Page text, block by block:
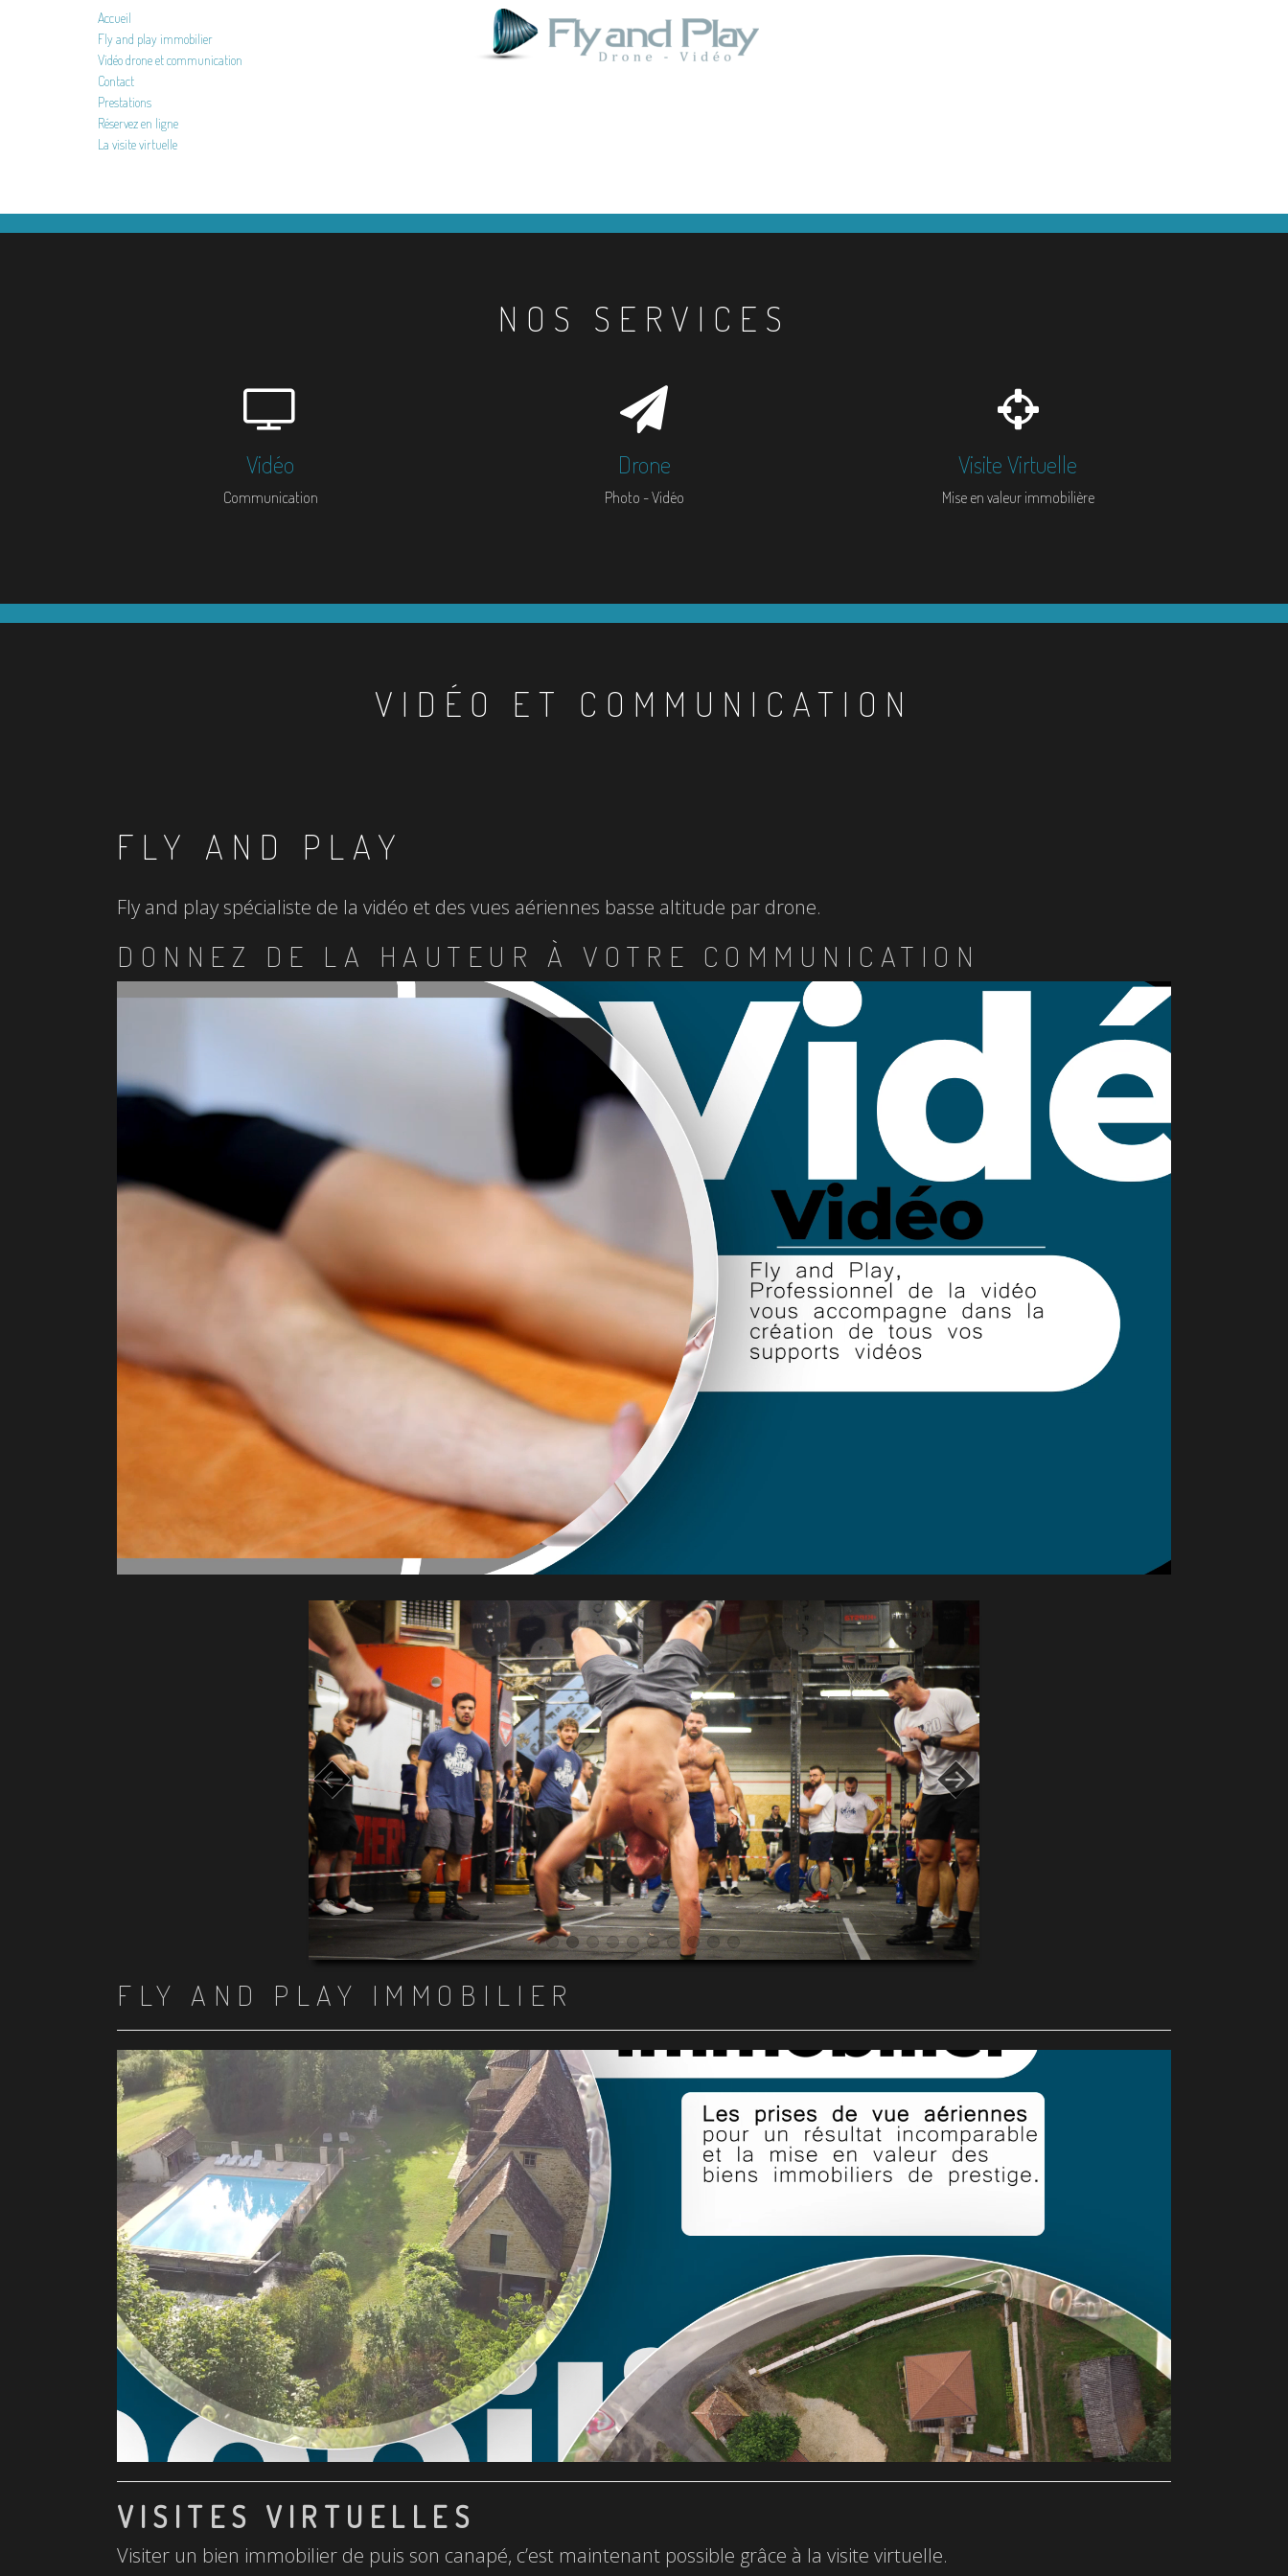
Accueil
Fly and play immobilier
Vidéo drone et communication
Contact
Prestations
Réservez en ligne
La visite virtuelle
NOS SERVICES
Vidéo
Communication
Drone
Photo - Vidéo
Visite Virtuelle
Mise en valeur immobilière
VIDÉO ET COMMUNICATION
FLY AND PLAY
Fly and play spécialiste de la vidéo et des vues aériennes basse altitude par drone.
DONNEZ DE LA HAUTEUR À VOTRE COMMUNICATION
Item 1
Item 2
Item 3
Item 4
Item 5
Item 6
Item 7
Item 8
Item 9Item 10
FLY AND PLAY IMMOBILIER
VISITES VIRTUELLES
Visiter un bien immobilier de puis son canapé, c’est maintenant possible grâce à la visite virtuelle.